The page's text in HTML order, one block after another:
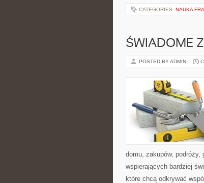
CATEGORIES: NAUKA
ŚWIADOME
POSTED BY ADMIN
domu, zakupów,
wspierających bardziej
które chcą odkrywać